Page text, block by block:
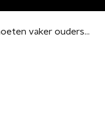
Stand.nl: Vaders moeten vaker ouderschapsverlof opeisen